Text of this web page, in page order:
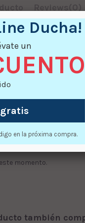
Reviews(0)
Remind, Norman y
€ IVA incluido.
momento.
también
Ducha!
un
en la próxima compra.